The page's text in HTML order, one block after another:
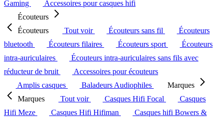
Gaming
Accessoires pour casques hifi
Écouteurs
Écouteurs
Tout voir Écouteurs sans fil
Écouteurs
bluetooth
Écouteurs filaires Écouteurs sport
Écouteurs
intra-auriculaires
Écouteurs intra-auriculaires sans fils avec
réducteur de bruit
Accessoires pour écouteurs
Amplis casques
Baladeurs Audiophiles
Marques
Marques
Tout voir Casques Hifi Focal
Casques
Hifi Meze
Casques Hifi Hifiman
Casques hifi Bowers &